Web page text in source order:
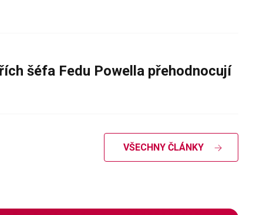
šéfa Fedu Powella přehodnocují
VŠECHNY ČLÁNKY